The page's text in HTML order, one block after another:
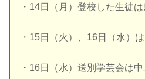
・14日（月）登校した生徒は
・15日（火）、16日（水）
・16日（水）送別学芸会は中